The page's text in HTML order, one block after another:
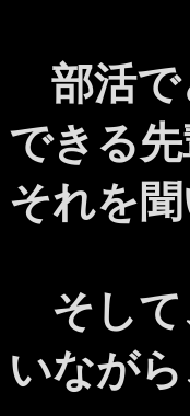
部活で
できる
それを
そして
いなが